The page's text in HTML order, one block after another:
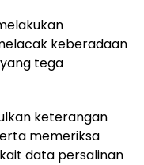
keberadaan
tega
keterangan
memeriksa
data persalinan